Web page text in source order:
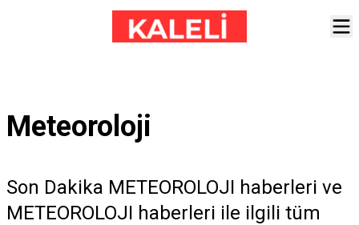
Meteoroloji
Son Dakika METEOROLOJI haberleri ve
METEOROLOJI haberleri ile ilgili tüm